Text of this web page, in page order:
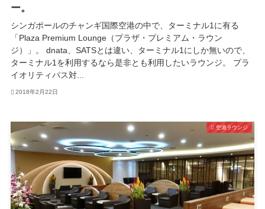
ー。
シンガポールのチャンギ国際空港の中で、ターミナル1に有る
「Plaza Premium Lounge（プラザ・プレミアム・ラウン
ジ）」。 dnata、SATSとは違い、ターミナル1にしか無いので、
ターミナル1を利用するなら是非とも利用したいラウンジ。 プラ
イオリティパス対...
2018年2月22日
空港ラウンジ